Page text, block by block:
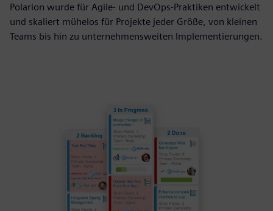
Polarion wurde für Agile- und DevOps-Praktiken entwickelt
und skaliert mühelos für Projekte jeder Größe, von kleinen
Teams bis hin zu unternehmensweiten Implementierungen.